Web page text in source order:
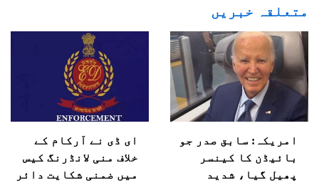
متعلقہ خبریں
امریکہ: سابق صدر جو
بائیڈن کا کینسر
پھیل گیا، شدید
ای ڈی نے آرکام کے
خلاف منی لانڈرنگ کیس
میں ضمنی شکایت دائر